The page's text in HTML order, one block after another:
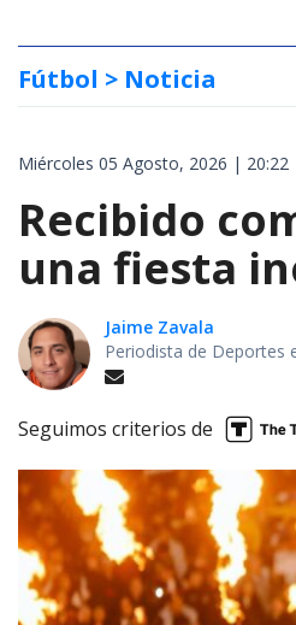
Fútbol > Noticia
Miércoles 05 Agosto, 2026 | 20:22
Recibido
una fiesta
Jaime Zavala
Periodista de Deportes
Seguimos criterios de